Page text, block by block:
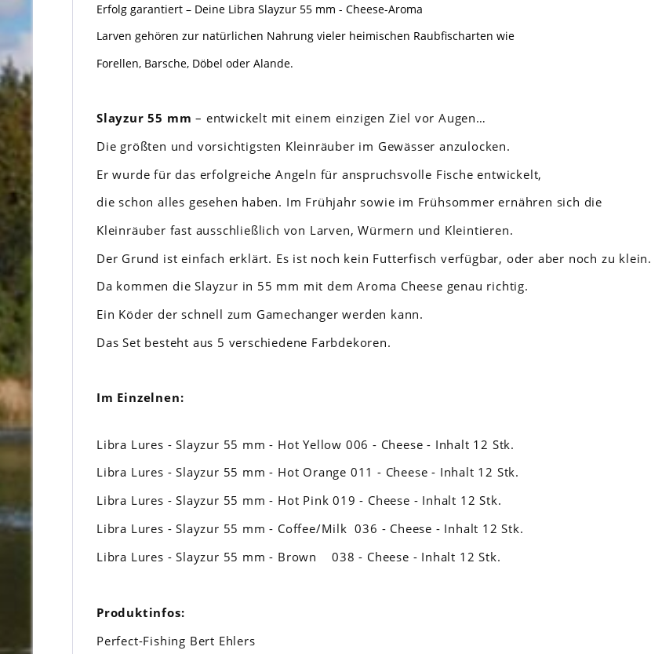
Erfolg garantiert – Deine Libra Slayzur 55 mm - Cheese-Aroma
Larven gehören zur natürlichen Nahrung vieler heimischen Raubfischarten wie
Forellen, Barsche, Döbel oder Alande.
Slayzur 55 mm – entwickelt mit einem einzigen Ziel vor Augen…
Die größten und vorsichtigsten Kleinräuber im Gewässer anzulocken.
Er wurde für das erfolgreiche Angeln für anspruchsvolle Fische entwickelt,
die schon alles gesehen haben. Im Frühjahr sowie im Frühsommer ernähren sich die
Kleinräuber fast ausschließlich von Larven, Würmern und Kleintieren.
Der Grund ist einfach erklärt. Es ist noch kein Futterfisch verfügbar, oder aber noch zu klein.
Da kommen die Slayzur in 55 mm mit dem Aroma Cheese genau richtig.
Ein Köder der schnell zum Gamechanger werden kann.
Das Set besteht aus 5 verschiedene Farbdekoren.
Im Einzelnen:
Libra Lures - Slayzur 55 mm - Hot Yellow 006 - Cheese - Inhalt 12 Stk.
Libra Lures - Slayzur 55 mm - Hot Orange 011 - Cheese - Inhalt 12 Stk.
Libra Lures - Slayzur 55 mm - Hot Pink 019 - Cheese - Inhalt 12 Stk.
Libra Lures - Slayzur 55 mm - Coffee/Milk 036 - Cheese - Inhalt 12 Stk.
Libra Lures - Slayzur 55 mm - Brown 038 - Cheese - Inhalt 12 Stk.
Produktinfos:
Perfect-Fishing Bert Ehlers